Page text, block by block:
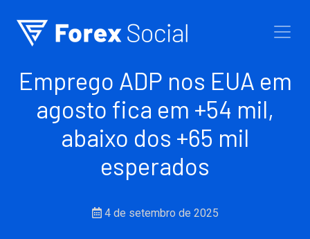
Emprego ADP nos EUA em
agosto fica em +54 mil,
abaixo dos +65 mil
esperados
4 de setembro de 2025